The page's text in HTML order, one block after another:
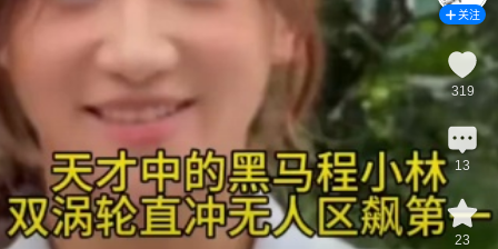
关注
319
13
23